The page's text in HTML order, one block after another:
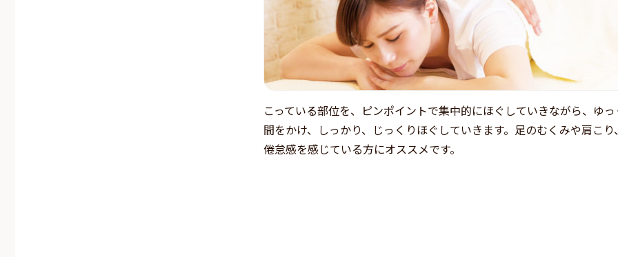
こっている部位を、ピンポイントで集中的にほぐしていきながら、ゆ
間をかけ、しっかり、じっくりほぐしていきます。足のむくみや肩こり
倦怠感を感じている方にオススメです。